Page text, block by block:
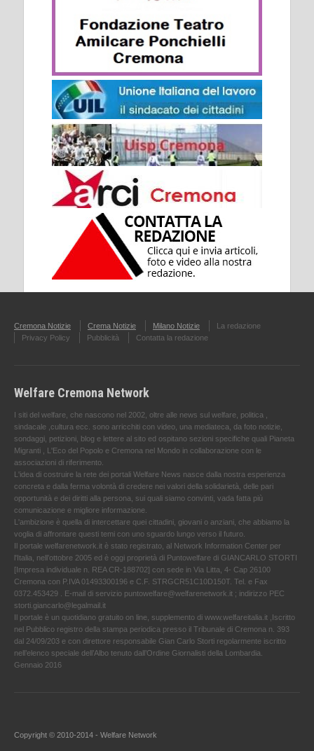
Cremona Notizie Crema Notizie Milano Notizie
La redazione
Privacy Policy
Pubblicità Contatta la redazione
Welfare Cremona Network
I siti del welfare, che nascono nel 2002, oltre alle news sul welfare, politica ,
sindacale ,cultura ecc. sono arricchiti con video, una mediateca, da foto notizie,
sondaggi, petizioni, blog e lettere al sito ed ospitano sezioni specifiche quali Pianeta
Migranti , L'Eco del Popolo e Cremona nel Mondo in collaborazione con le
associazioni di riferimento.
L'idea di costruire la rete dei portali Welfare News nasce dalla nostra esperienza
concreta e dalla ferma volontà di credere nei valori della solidarietà, delle pari
opportunità e dei diritti alla persona, sui quali siamo convinti, vada fatta più
comunicazione e migliore informazione.
L'ambizione è quella di intercettare quei cittadini, giovani o anziani, che abbiamo la
voglia di affrontare questi temi con uno sguardo lungo verso il futuro.
Il portale welfarenetwork.it è stato registrato, al Network Information Center per
l'Italia, nell’ottobre 2005 ed è oggi proprietà di Puntowelfare di GIANCARLO STORTI
[Impresa individuale n. REA CR-188702] con sede in Via Litta, 4- Cap 26100
Cremona con P.IVA 01493300196 e C.F. STRGCR51C10D150T. Tel. e Fax
0372.453429 . E-mail di servizio puntowelfare@welfarenetwork.it ; indirizzo PEC
storti.giancarlo@legalmail.it
Il portale è un quotidiano gratuito on line, supplemento di www.welfareitalia.it ,Iscritto
nel Pubblico registro della stampa periodica presso il Tribunale di Cremona n. 393
dal 24/09/203 e con direttore responsabile Gian Carlo Storti regolarmente iscritto
nell’elenco speciale dell’Albo tenuto dall’Ordine Giornalisti della Lombardia.
Gennaio 2016
Copyright © 2010-2014 - Welfare Network